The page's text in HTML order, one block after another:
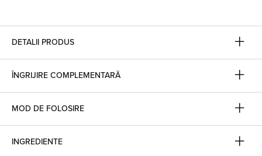
DETALII PRODUS
ÎNGRIJIRE COMPLEMENTARĂ
MOD DE FOLOSIRE
INGREDIENTE